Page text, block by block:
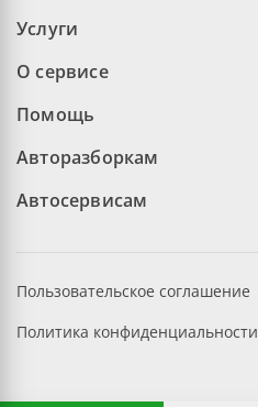
Услуги
О сервисе
Помощь
Авторазборкам
Автосервисам
Пользовательское соглашение
Политика конфиденциальности